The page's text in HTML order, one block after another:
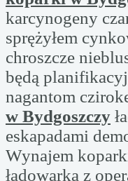
karcynogeny
sprężyłem
chroszcze
będą
nagantom
w Bydgoszczy
eskapadami
Wynajem
ładowarka z